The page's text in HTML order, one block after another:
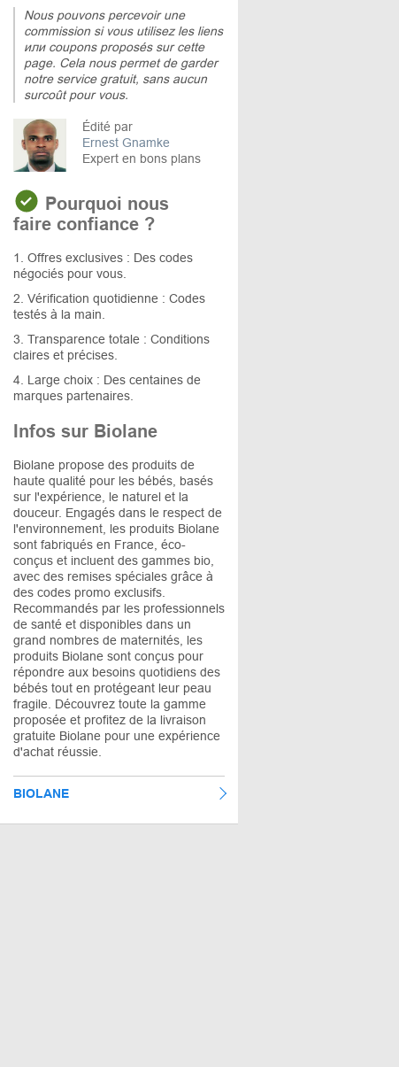
Nous pouvons percevoir une
commission si vous utilisez les liens
или coupons proposés sur cette
page. Cela nous permet de garder
notre service gratuit, sans aucun
surcoût pour vous.
Édité par
Ernest Gnamke
Expert en bons plans
Pourquoi nous
faire confiance ?
1. Offres exclusives : Des codes
négociés pour vous.
2. Vérification quotidienne : Codes
testés à la main.
3. Transparence totale : Conditions
claires et précises.
4. Large choix : Des centaines de
marques partenaires.
Infos sur Biolane
Biolane propose des produits de
haute qualité pour les bébés, basés
sur l'expérience, le naturel et la
douceur. Engagés dans le respect de
l'environnement, les produits Biolane
sont fabriqués en France, éco-
conçus et incluent des gammes bio,
avec des remises spéciales grâce à
des codes promo exclusifs.
Recommandés par les professionnels
de santé et disponibles dans un
grand nombres de maternités, les
produits Biolane sont conçus pour
répondre aux besoins quotidiens des
bébés tout en protégeant leur peau
fragile. Découvrez toute la gamme
proposée et profitez de la livraison
gratuite Biolane pour une expérience
d'achat réussie.
BIOLANE